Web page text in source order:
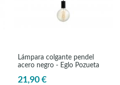
Lámpara colgante pendel
acero negro - Eglo Pozueta
21,90 €